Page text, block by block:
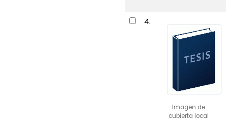
4.
Imagen de
cubierta local